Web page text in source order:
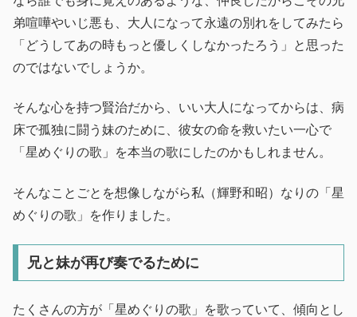
弟喧嘩やいじ悪も、大人になって永遠の別れをしてみたら
「どうしてあの時もっと優しくしなかったろう」と思った
のではないでしょうか。
そんな心を持つ賢治だから、いい大人になってからは、病
床で孤独に闘う妹のために、彼女の命を救いたい一心で
「星めぐりの歌」を本当の歌にしたのかもしれません。
そんなことごとを想像しながら私（輝野和昭）なりの「星
めぐりの歌」を作りました。
兄と妹が再び奏でるために
たくさんの方が「星めぐりの歌」を歌っていて、傾向とし